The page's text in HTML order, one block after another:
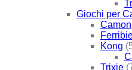
Giochi per
Camon
Kong
Trixie